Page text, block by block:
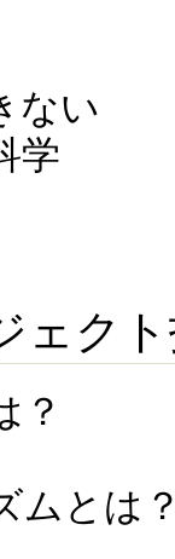
ない
学
クト
？
ムとは